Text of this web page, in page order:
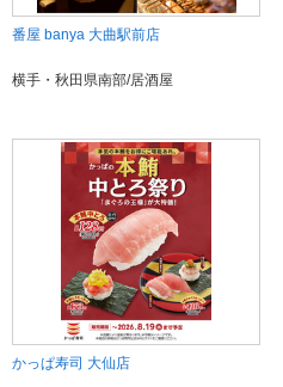
番屋 banya 大曲駅前店
横手・秋田県南部/居酒屋
かっぱ寿司 大仙店